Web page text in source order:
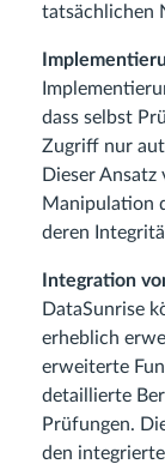
tatsächlichen
dass selbst
Zugriff nur
Dieser
Manipulation
deren
Integration
DataSunrise
erheblich
erweiterte
detaillierte
Prüfungen.
den